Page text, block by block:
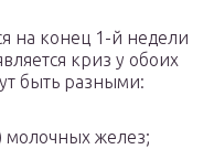
на конец 1-й недели
криз у обоих
быть разными:
молочных желез;